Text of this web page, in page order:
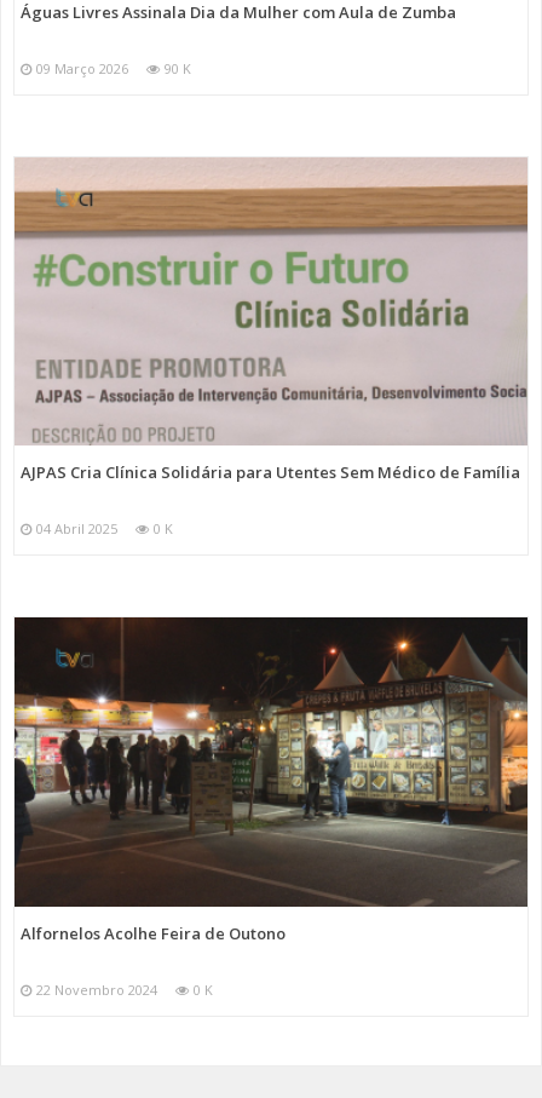
Águas Livres Assinala Dia da Mulher com Aula de Zumba
09 Março 2026 90 K
AJPAS Cria Clínica Solidária para Utentes Sem Médico de Família
04 Abril 2025 0 K
Alfornelos Acolhe Feira de Outono
22 Novembro 2024 0 K